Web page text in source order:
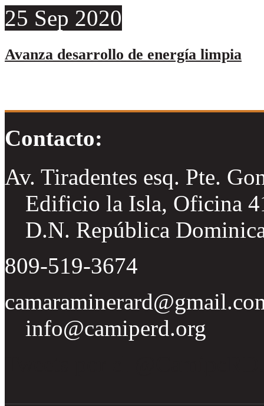
25 Sep 2020
Avanza desarrollo de energía limpia
Contacto:
Av. Tiradentes esq. Pte.
Edificio la Isla, Oficina
D.N. República
809-519-3674
info@camiperd.org